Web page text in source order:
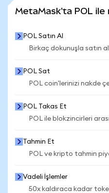
MetaMask'ta POL ile
POL Satın Al
Birkaç dokunuşla satın
POL Sat
POL coin'lerinizi nakde
POL Takas Et
POL ile blokzincirleri
Tahmin Et
POL ve kripto tahmin
Vadeli İşlemler
50x kaldıraca kadar